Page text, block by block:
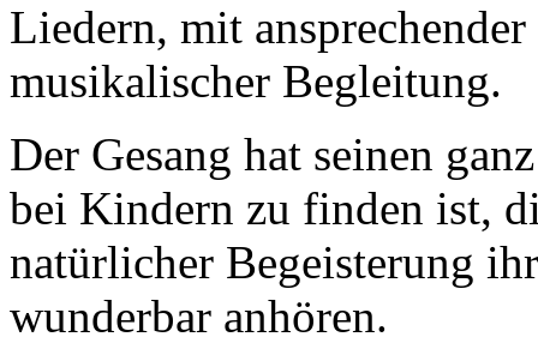
Liedern, mit
musikalischer Begleitung.
Der Gesang hat seinen
bei Kindern zu finden ist,
natürlicher Begeisterung
wunderbar anhören.